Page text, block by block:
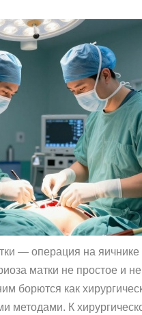
— операция на яичнике
матки не простое и не
борются как
методами. К